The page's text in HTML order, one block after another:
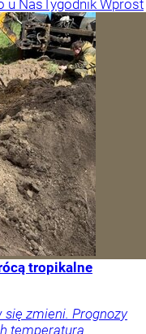
u Nas Tygodnik Wprost
tropikalne
się zmieni. Prognozy
temperatura